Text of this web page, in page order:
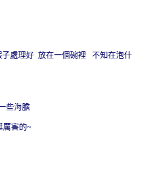
子處理好 放在一個碗裡 不知在泡什
些海膽
害的~